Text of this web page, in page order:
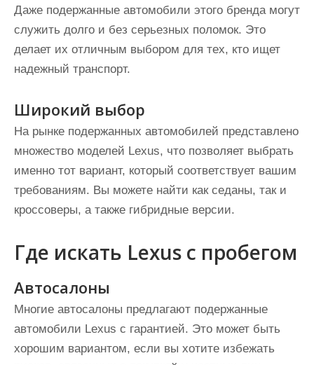
Даже подержанные автомобили этого бренда могут
служить долго и без серьезных поломок. Это
делает их отличным выбором для тех, кто ищет
надежный транспорт.
Широкий выбор
На рынке подержанных автомобилей представлено
множество моделей Lexus, что позволяет выбрать
именно тот вариант, который соответствует вашим
требованиям. Вы можете найти как седаны, так и
кроссоверы, а также гибридные версии.
Где искать Lexus с пробегом
Автосалоны
Многие автосалоны предлагают подержанные
автомобили Lexus с гарантией. Это может быть
хорошим вариантом, если вы хотите избежать